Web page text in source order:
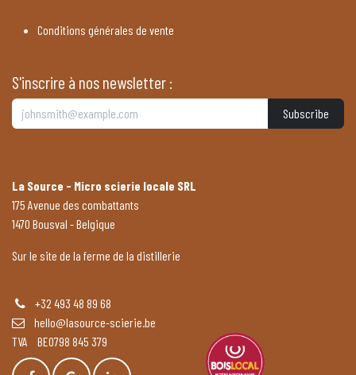
Conditions générales de vente
S'inscrire à nos newsletter :
Subscribe
La Source - Micro scierie locale SRL
175 Avenue des combattants
1470 Bousval - Belgique
Sur le site de la ferme de la distillerie
+32 493 48 89 68
hello@lasource-scierie.be
TVA BE0798 845 379